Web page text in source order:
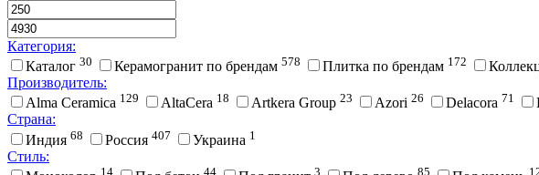
Категория:
Каталог 30 Керамогранит по брендам 578 Плитка по брендам 172
Производитель:
Alma Ceramica 129 AltaCera 18 Artkera Group 23 Azori 26 Delacora 71
Страна:
Индия 68 Россия 407 Украина 1
Стиль:
14 44 3 85